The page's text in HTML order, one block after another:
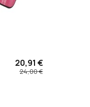
20,91 €
24,00 €